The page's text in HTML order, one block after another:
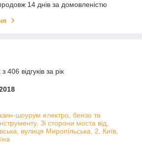
14 днів за домовленістю
406 відгуків за рік
шоурум електро, бензо та
Зі сторони моста від,
вулиця Миропільська, 2, Київ,